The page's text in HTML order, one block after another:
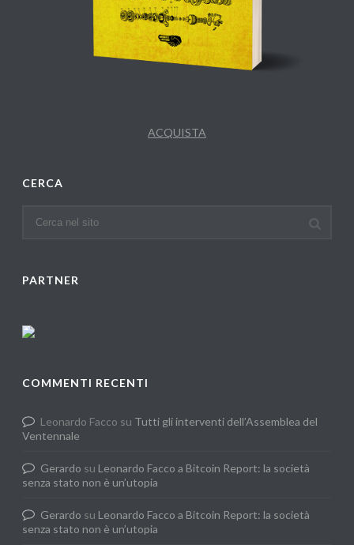
ACQUISTA
CERCA
PARTNER
COMMENTI RECENTI
Leonardo Facco su Tutti gli interventi dell’Assemblea del
Ventennale
Gerardo su Leonardo Facco a Bitcoin Report: la società
senza stato non è un’utopia
Gerardo su Leonardo Facco a Bitcoin Report: la società
senza stato non è un’utopia